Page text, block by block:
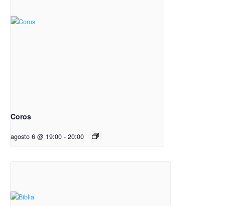
Coros
agosto 6 @ 19:00 - 20:00